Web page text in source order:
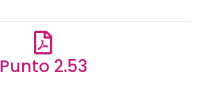
Punto 2.53